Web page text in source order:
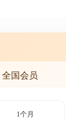
全国会员
1个月